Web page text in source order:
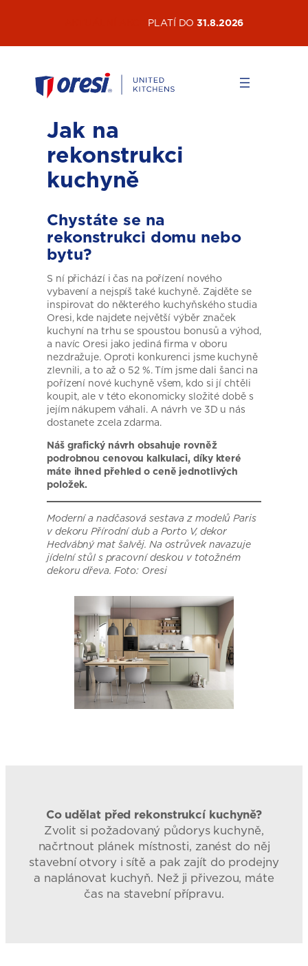
PLATÍ DO31.8.2026
Jak na
rekonstrukci
kuchyně
Chystáte se na
rekonstrukci domu nebo
bytu?
S ní přichází i čas na pořízení nového
vybavení a nejspíš také kuchyně. Zajděte se
inspirovat do některého kuchyňského studia
Oresi, kde najdete největší výběr značek
kuchyní na trhu se spoustou bonusů a výhod,
a navíc Oresi jako jediná firma v oboru
nezdražuje. Oproti konkurenci jsme kuchyně
zlevnili, a to až o 52 %. Tím jsme dali šanci na
pořízení nové kuchyně všem, kdo si jí chtěli
koupit, ale v této ekonomicky složité době s
jejím nákupem váhali. A návrh ve 3D u nás
dostanete zcela zdarma.
Náš grafický návrh obsahuje rovněž
podrobnou cenovou kalkulaci, díky které
máte ihned přehled o ceně jednotlivých
položek.
Moderní a nadčasová sestava z modelů Paris
v dekoru Přírodní dub a Porto V, dekor
Hedvábný mat šalvěj. Na ostrůvek navazuje
jídelní stůl s pracovní deskou v totožném
dekoru dřeva. Foto: Oresi
Co udělat před rekonstrukcí kuchyně?
Zvolit si požadovaný půdorys kuchyně,
načrtnout plánek místnosti, zanést do něj
stavební otvory i sítě a pak zajít do prodejny
a naplánovat kuchyň. Než ji přivezou, máte
čas na stavební přípravu.